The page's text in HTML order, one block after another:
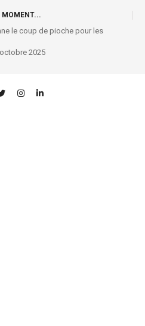
de pioche pour les travaux de
Allemagne” de Bandal !
2025